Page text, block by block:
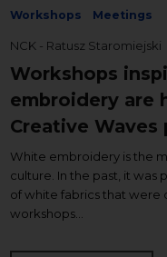
Workshops Meetings
NCK - Ratusz Staromiejski
Workshops
embroidery are
Creative Waves
White embroidery is the
culture. In the past, it was
of white fabrics that were
workshops...